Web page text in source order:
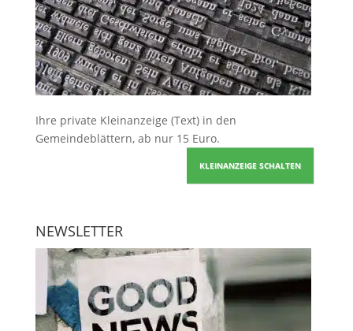
Ihre private Kleinanzeige (Text) in den
Gemeindeblättern, ab nur 15 Euro.
KLEINANZEIGE SCHALTEN
NEWSLETTER